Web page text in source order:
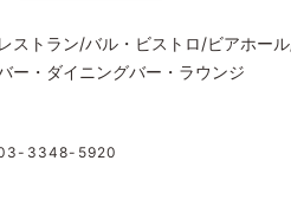
レストラン バル・ビストロ ビアホール
ー・ダイニングバー・ラウンジ
3348-5920